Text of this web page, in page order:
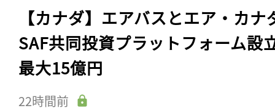
【カナダ】エアバスとエア・カナ
SAF共同投資プラットフォーム設
最大15億円
22時間前